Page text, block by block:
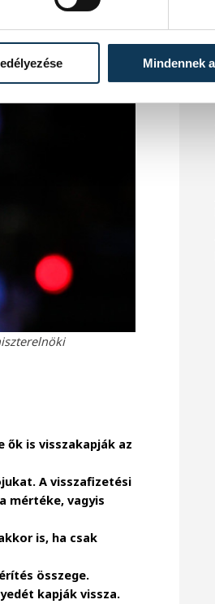
Mindennek
ők is visszakapják az
A visszafizetési
mértéke, vagyis
is, ha csak
összege.
kapják vissza.